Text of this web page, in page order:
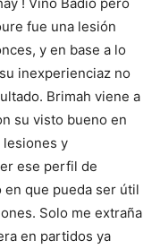
fue una lesión
y en base a lo
inexperienciaz no
Brimah viene a
su visto bueno en
y
ese perfil de
en que pueda ser útil
Solo me extraña
en partidos ya